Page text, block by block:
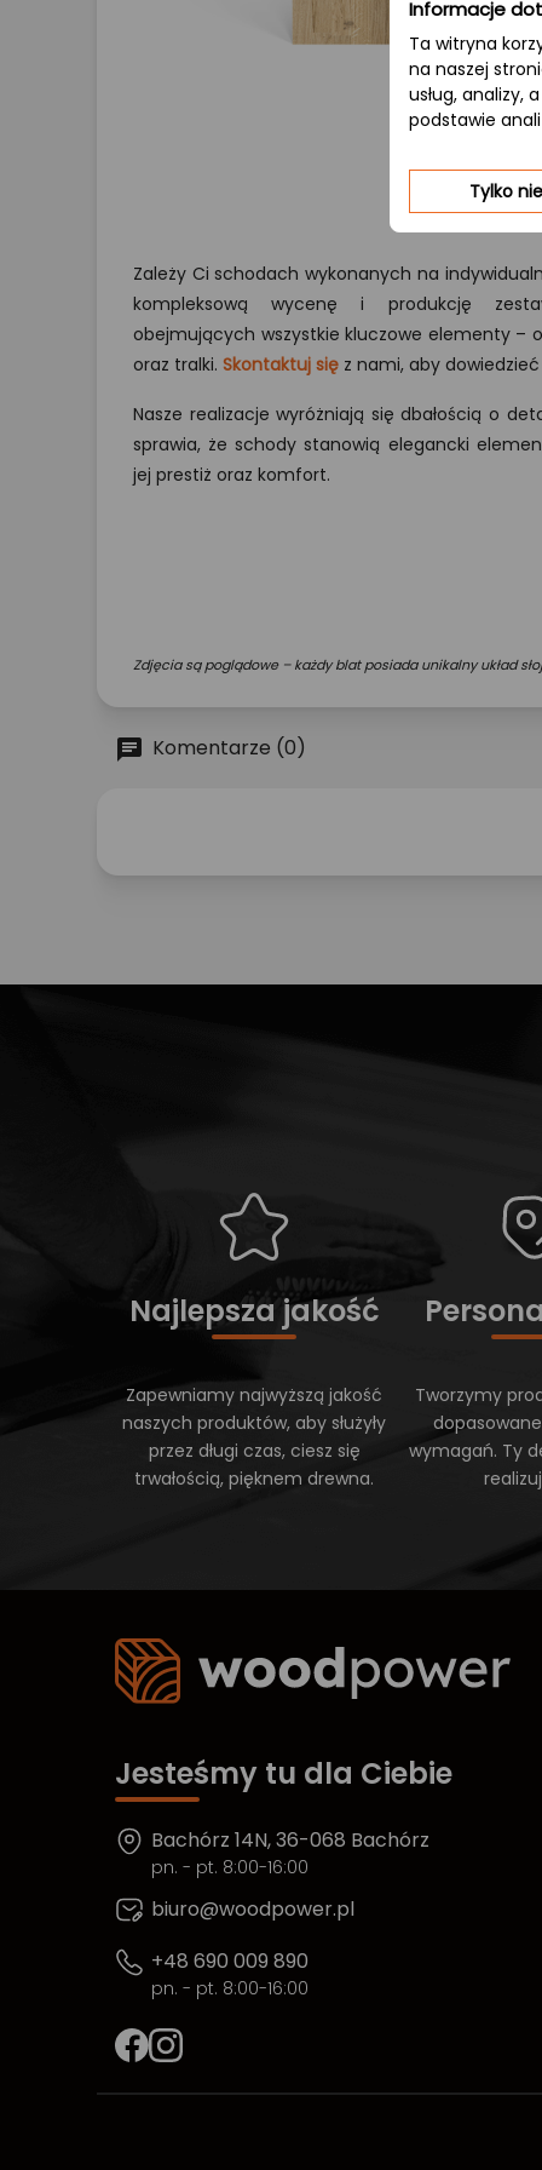
Zależy Ci schodach wykonanych na
kompleksową wycenę i produkcję
obejmujących wszystkie kluczowe elementy –
oraz tralki. Skontaktuj się z nami, aby
Nasze realizacje wyróżniają się dbałością o
sprawia, że schody stanowią elegancki
jej prestiż oraz komfort.
Zdjęcia są poglądowe – każdy blat posiada unikalny układ
Komentarze (0)
Najlepsza jakość
Zapewniamy najwyższą jakość
naszych produktów, aby służyły
przez długi czas, ciesz się
trwałością, pięknem drewna.
Tworzymy
wymagań. Ty
Jesteśmy tu dla Ciebie
Bachórz 14N, 36-068 Bachórz
pn. - pt. 8:00-16:00
biuro@woodpower.pl
+48 690 009 890
pn. - pt. 8:00-16:00
Informacje
Ta witryna
na naszej
usług, analizy,
podstawie
Tylko